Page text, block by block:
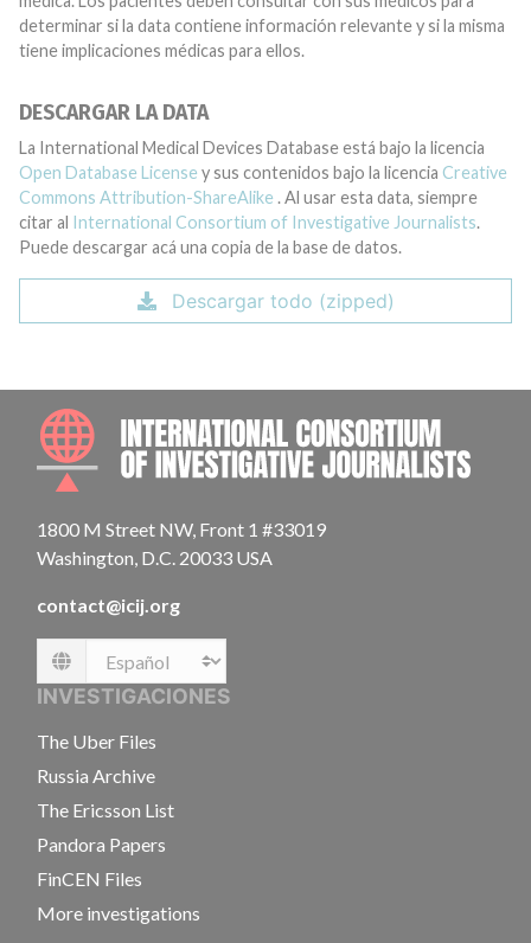
determinar si la data contiene información relevante y si la misma
tiene implicaciones médicas para ellos.
DESCARGAR LA DATA
La International Medical Devices Database está bajo la licencia
Open Database License y sus contenidos bajo la licencia Creative
Commons Attribution-ShareAlike . Al usar esta data, siempre
citar al International Consortium of Investigative Journalists.
Puede descargar acá una copia de la base de datos.
Descargar todo (zipped)
1800 M Street NW, Front 1 #33019
Washington, D.C. 20033 USA
contact@icij.org
Language
INVESTIGACIONES
The Uber Files
Russia Archive
The Ericsson List
Pandora Papers
FinCEN Files
More investigations